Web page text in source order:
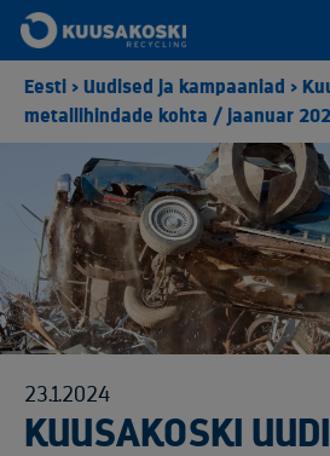
Eesti > Uudised ja kampaaniad >
metallihindade kohta / jaanuar
23.1.2024
KUUSAKOSKI